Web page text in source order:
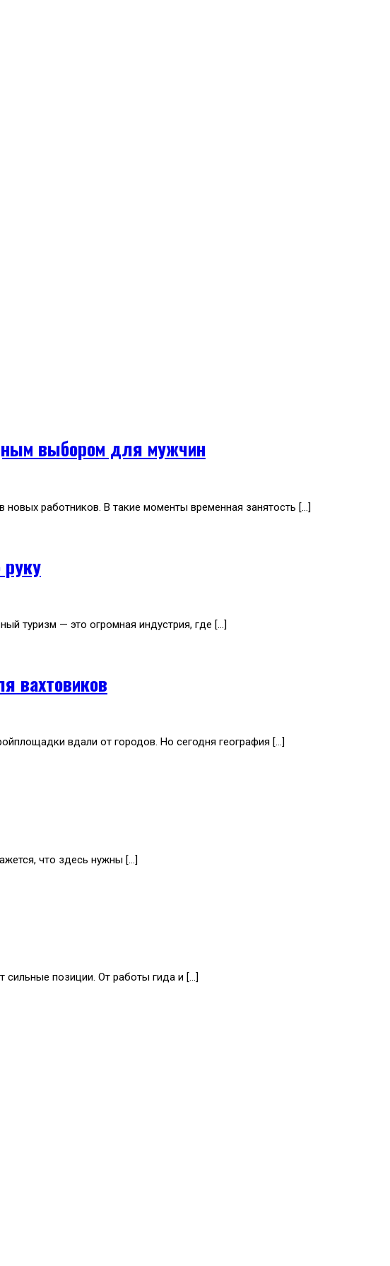
выбором для мужчин
новых работников. В такие моменты временная занятость […]
туризм — это огромная индустрия, где […]
вахтовиков
вдали от городов. Но сегодня география […]
что здесь нужны […]
позиции. От работы гида и […]